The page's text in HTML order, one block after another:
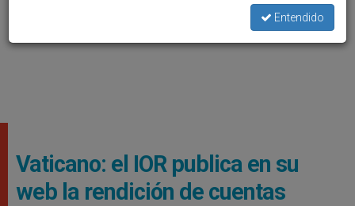
Vaticano: el IOR publica en su
web la rendición de cuentas
Entendido